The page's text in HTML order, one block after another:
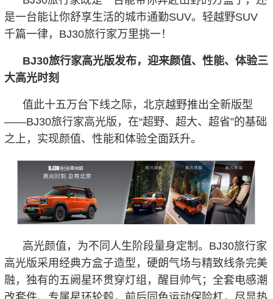
是一台能让你舒享生活的城市通勤SUV。轻越野SUV
千篇一律，BJ30旅行家万里挑一！
BJ30旅行家高光版发布，迎来颜值、性能、体验三
大高光时刻
值此十五万台下线之际，北京越野推出全新版型
——BJ30旅行家高光版，在“超野、超大、超省”的基础
之上，实现颜值、性能和体验全面跃升。
高光颜值，为不同人生阶段量身定制。BJ30旅行家
高光版采用经典方盒子造型，硬朗气场与精致线条完美
融，独有的五阙星环贯穿灯组，醒目帅气；全套电感潮